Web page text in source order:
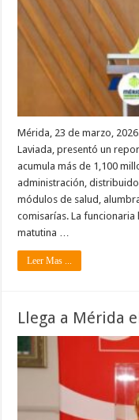
Mérida, 23 de marzo,
Laviada, presentó un
acumula más de 1,100
administración,
módulos de salud,
comisarías. La
matutina …
Leer Mas ...
Llega a Mérida